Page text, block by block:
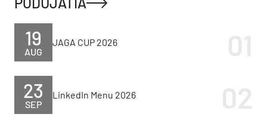
AUG
19 JAGA CUP 2026
SEP
23 LinkedIn Menu 2026